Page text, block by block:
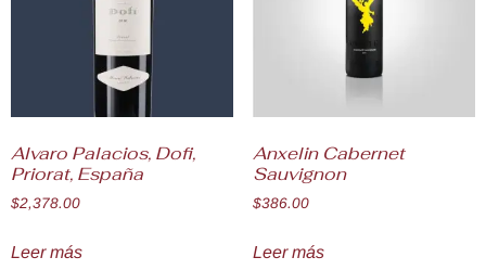
Alvaro Palacios, Dofi,
Priorat, España
$2,378.00
Leer más
Anxelin Cabernet
Sauvignon
$386.00
Leer más